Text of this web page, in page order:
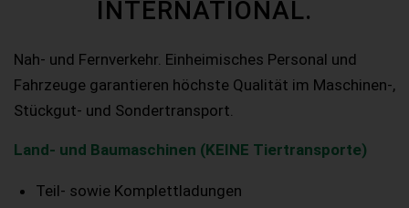
INTERNATIONAL.
Nah- und Fernverkehr. Einheimisches Personal und
Fahrzeuge garantieren höchste Qualität im Maschinen-,
Stückgut- und Sondertransport.
Land- und Baumaschinen (KEINE Tiertransporte)
Teil- sowie Komplettladungen